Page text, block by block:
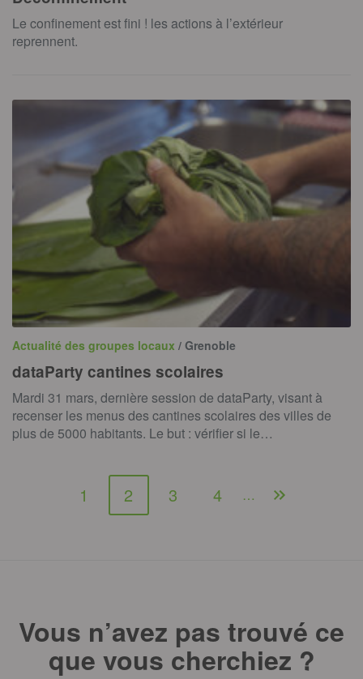
Le confinement est fini ! les actions à l’extérieur
reprennent.
Actualité des groupes locaux / Grenoble
dataParty cantines scolaires
Mardi 31 mars, dernière session de dataParty, visant à
recenser les menus des cantines scolaires des villes de
plus de 5000 habitants. Le but : vérifier si le…
1 2 3 4 …
Vous n’avez pas trouvé ce
que vous cherchiez ?